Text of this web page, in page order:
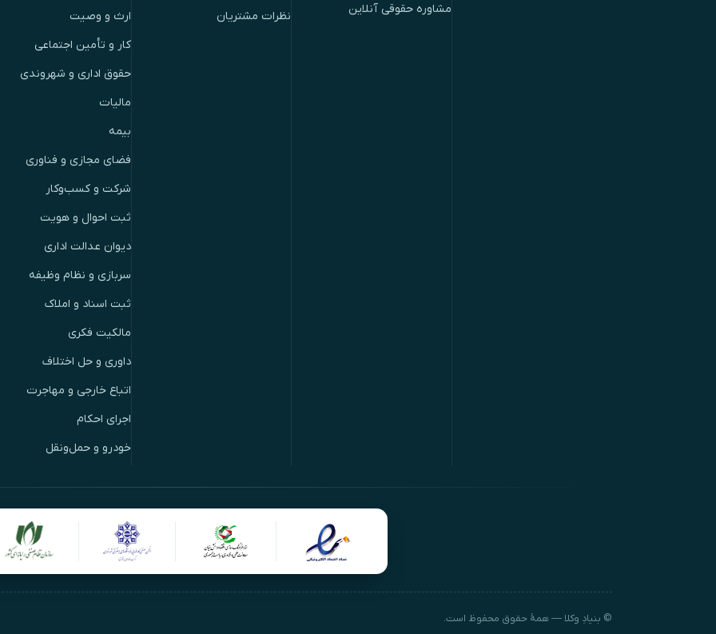
مشاوره حقوقی آنلاین
نظرات مشتریان
ارث و وصیت
کار و تأمین اجتماعی
حقوق اداری و شهروندی
مالیات
بیمه
فضای مجازی و فناوری
شرکت و کسب‌وکار
ثبت احوال و هویت
دیوان عدالت اداری
سربازی و نظام وظیفه
ثبت اسناد و املاک
مالکیت فکری
داوری و حل اختلاف
اتباع خارجی و مهاجرت
اجرای احکام
خودرو و حمل‌ونقل
© بنیادِ وکلا — همهٔ حقوق محفوظ است.